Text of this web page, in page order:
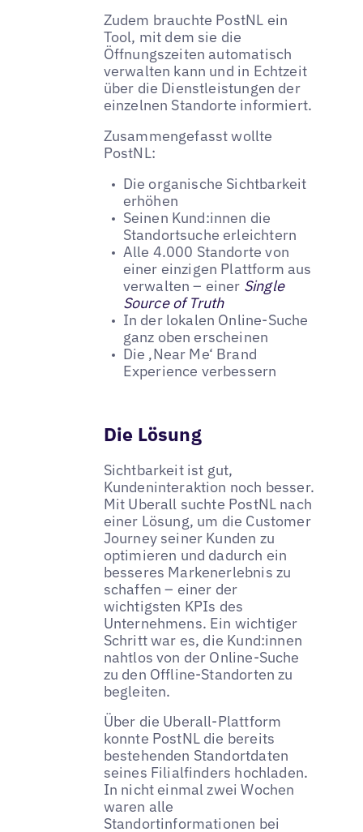
Zudem brauchte PostNL ein
Tool, mit dem sie die
Öffnungszeiten automatisch
verwalten kann und in Echtzeit
über die Dienstleistungen der
einzelnen Standorte informiert.
Zusammengefasst wollte
PostNL:
Die organische Sichtbarkeit
erhöhen
Seinen Kund:innen die
Standortsuche erleichtern
Alle 4.000 Standorte von
einer einzigen Plattform aus
verwalten – einer Single
Source of Truth
In der lokalen Online-Suche
ganz oben erscheinen
Die ‚Near Me‘ Brand
Experience verbessern
Die Lösung
Sichtbarkeit ist gut,
Kundeninteraktion noch besser.
Mit Uberall suchte PostNL nach
einer Lösung, um die Customer
Journey seiner Kunden zu
optimieren und dadurch ein
besseres Markenerlebnis zu
schaffen – einer der
wichtigsten KPIs des
Unternehmens. Ein wichtiger
Schritt war es, die Kund:innen
nahtlos von der Online-Suche
zu den Offline-Standorten zu
begleiten.
Über die Uberall-Plattform
konnte PostNL die bereits
bestehenden Standortdaten
seines Filialfinders hochladen.
In nicht einmal zwei Wochen
waren alle
Standortinformationen bei